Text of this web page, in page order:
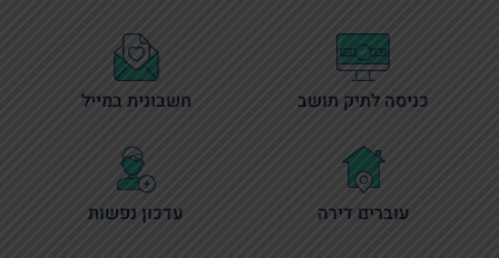
כניסה לתיק תושב חשבונית במייל
עוברים דירה עדכון נפשות